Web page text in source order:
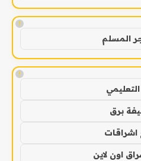
!
المسلم
!
برق
اشراقات
اون لاين